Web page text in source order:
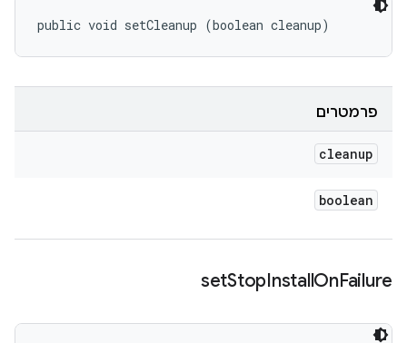
public void setCleanup (boolean cleanup)
פרמטרים
cleanup
boolean
setStopInstallOnFailure